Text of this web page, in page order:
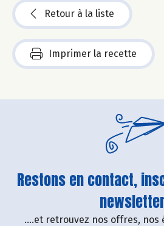
Retour à la liste
Imprimer la recette
Restons en contact,
....et retrouvez nos offres, nos